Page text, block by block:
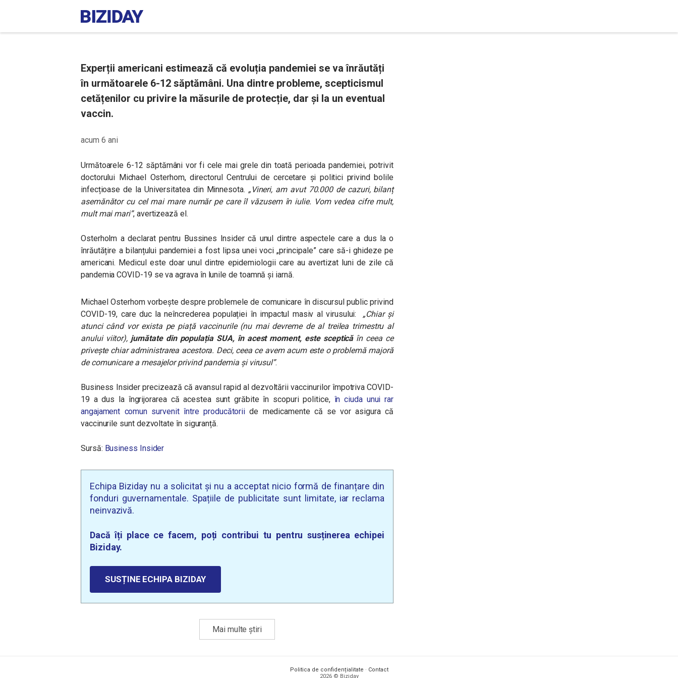
Experții americani estimează că evoluția pandemiei se va înrăutăți
în următoarele 6-12 săptămâni. Una dintre probleme, scepticismul
cetățenilor cu privire la măsurile de protecție, dar și la un eventual
vaccin.
acum 6 ani
Următoarele 6-12 săptămâni vor fi cele mai grele din toată perioada pandemiei, potrivit
doctorului Michael Osterhom, directorul Centrului de cercetare și politici privind bolile
infecțioase de la Universitatea din Minnesota. „Vineri, am avut 70.000 de cazuri, bilanț
asemănător cu cel mai mare număr pe care îl văzusem în iulie. Vom vedea cifre mult,
mult mai mari”, avertizează el.
Osterholm a declarat pentru Bussines Insider că unul dintre aspectele care a dus la o
înrăutățire a bilanțului pandemiei a fost lipsa unei voci „principale” care să-i ghideze pe
americani. Medicul este doar unul dintre epidemiologii care au avertizat luni de zile că
pandemia COVID-19 se va agrava în lunile de toamnă și iarnă.
Michael Osterhom vorbește despre problemele de comunicare în discursul public privind
COVID-19, care duc la neîncrederea populației în impactul masiv al virusului: „Chiar și
atunci când vor exista pe piață vaccinurile (nu mai devreme de al treilea trimestru al
anului viitor), jumătate din populația SUA, în acest moment, este scepticăîn ceea ce
privește chiar administrarea acestora. Deci, ceea ce avem acum este o problemă majoră
de comunicare a mesajelor privind pandemia și virusul”.
Business Insider precizează că avansul rapid al dezvoltării vaccinurilor împotriva COVID-
19 a dus la îngrijorarea că acestea sunt grăbite în scopuri politice, în ciuda unui rar
angajament comun survenit între producătorii de medicamente că se vor asigura că
vaccinurile sunt dezvoltate în siguranță.
Sursă: Business Insider
Echipa Biziday nu a solicitat și nu a acceptat nicio formă de finanțare din
fonduri guvernamentale. Spațiile de publicitate sunt limitate, iar reclama
neinvazivă.
Dacă îți place ce facem, poți contribui tu pentru susținerea echipei
Biziday.
SUSȚINE ECHIPA BIZIDAY
Mai multe știri
Politica de confidențialitate · Contact
2026 © Biziday